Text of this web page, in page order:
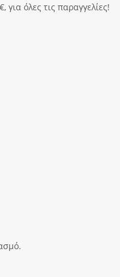
όλες τις παραγγελίες!